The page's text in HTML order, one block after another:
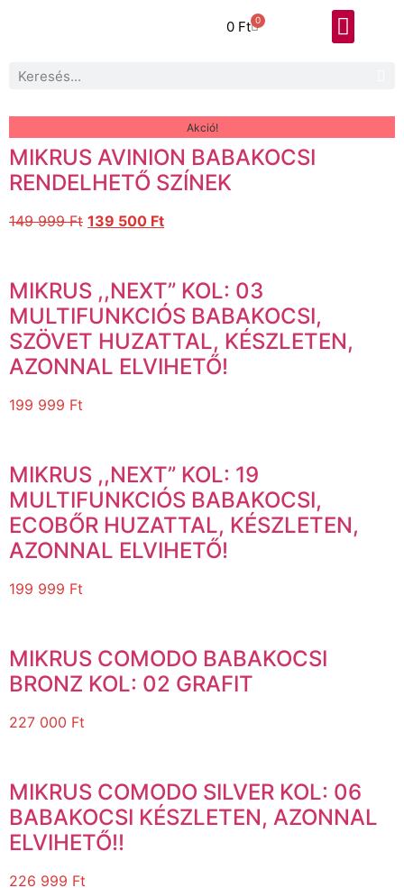
0 Ft 0
Akció!
MIKRUS AVINION BABAKOCSI
RENDELHETŐ SZÍNEK
149 999Ft 139 500 Ft
MIKRUS ,,NEXT” KOL: 03
MULTIFUNKCIÓS BABAKOCSI,
SZÖVET HUZATTAL, KÉSZLETEN,
AZONNAL ELVIHETŐ!
199 999 Ft
MIKRUS ,,NEXT” KOL: 19
MULTIFUNKCIÓS BABAKOCSI,
ECOBŐR HUZATTAL, KÉSZLETEN,
AZONNAL ELVIHETŐ!
199 999 Ft
MIKRUS COMODO BABAKOCSI
BRONZ KOL: 02 GRAFIT
227 000 Ft
MIKRUS COMODO SILVER KOL: 06
BABAKOCSI KÉSZLETEN, AZONNAL
ELVIHETŐ!!
226 999 Ft